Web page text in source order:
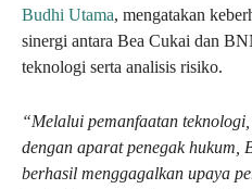
Budhi Utama, mengatakan
sinergi antara Bea Cukai dan
teknologi serta analisis risiko.
“Melalui pemanfaatan
dengan aparat penegak hukum,
berhasil menggagalkan upaya